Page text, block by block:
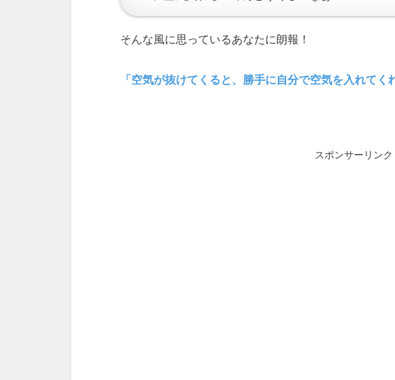
そんな風に思っているあなたに朗報！
「空気が抜けてくると、勝手に自分で空気を入れてく
スポンサーリンク